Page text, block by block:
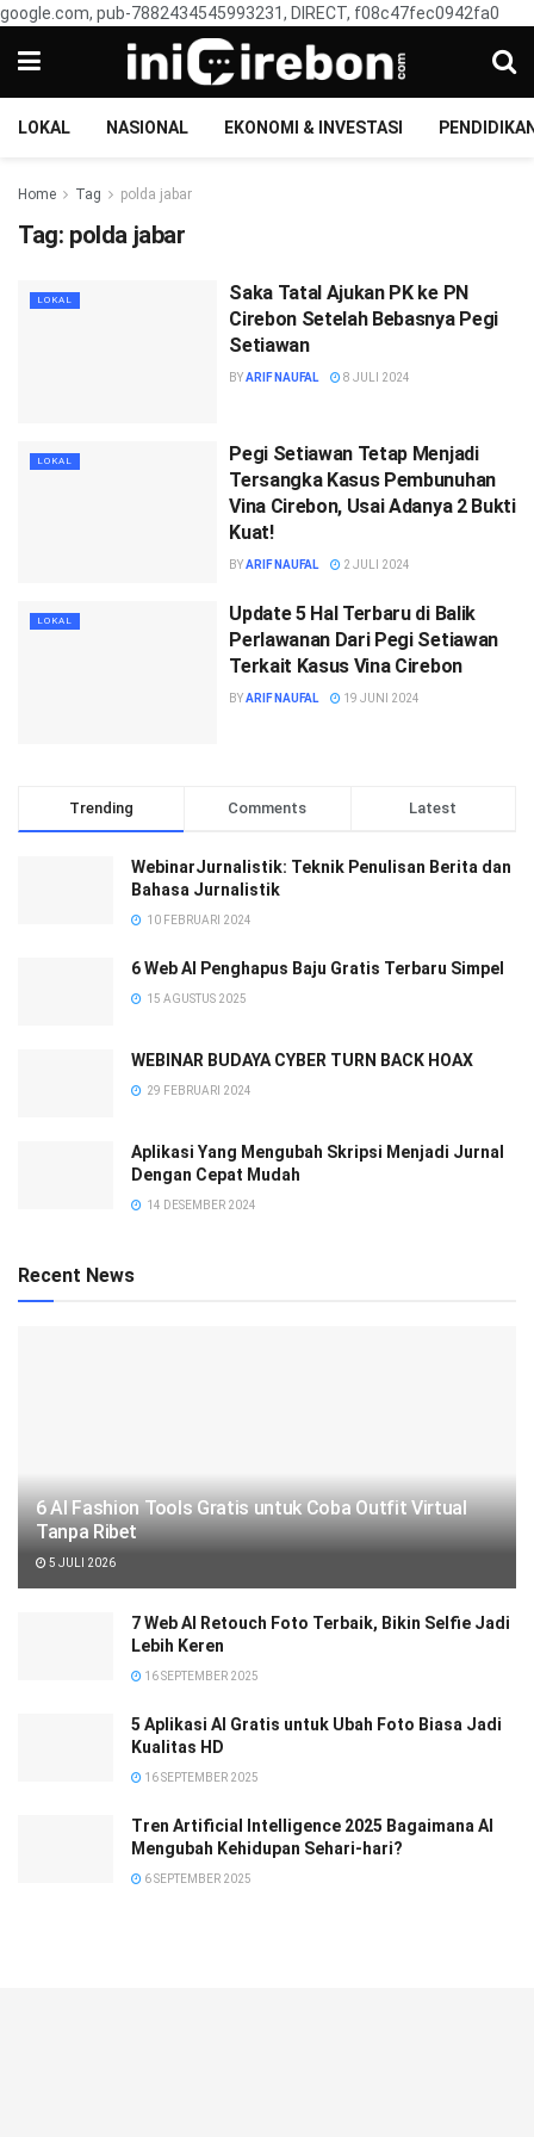
google.com, pub-7882434545993231, DIRECT, f08c47fec0942fa0
LOKAL NASIONAL EKONOMI & INVESTASI
Home Tag polda jabar
Tag: polda jabar
LOKAL
Saka Tatal Ajukan PK ke PN
Cirebon Setelah Bebasnya Pegi
Setiawan
BYARIF NAUFAL 8 JULI 2024
LOKAL
Pegi Setiawan Tetap Menjadi
Tersangka Kasus Pembunuhan
Vina Cirebon, Usai Adanya 2 Bukti
Kuat!
BYARIF NAUFAL 2 JULI 2024
LOKAL
Update 5 Hal Terbaru di Balik
Perlawanan Dari Pegi Setiawan
Terkait Kasus Vina Cirebon
BYARIF NAUFAL 19 JUNI 2024
Trending Comments Latest
WebinarJurnalistik: Teknik Penulisan Berita dan
Bahasa Jurnalistik
10 FEBRUARI 2024
6 Web AI Penghapus Baju Gratis Terbaru Simpel
15 AGUSTUS 2025
WEBINAR BUDAYA CYBER TURN BACK HOAX
29 FEBRUARI 2024
Aplikasi Yang Mengubah Skripsi Menjadi Jurnal
Dengan Cepat Mudah
14 DESEMBER 2024
Recent News
6 AI Fashion Tools Gratis untuk Coba Outfit Virtual
Tanpa Ribet
5 JULI 2026
7 Web AI Retouch Foto Terbaik, Bikin Selfie Jadi
Lebih Keren
16 SEPTEMBER 2025
5 Aplikasi AI Gratis untuk Ubah Foto Biasa Jadi
Kualitas HD
16 SEPTEMBER 2025
Tren Artificial Intelligence 2025 Bagaimana AI
Mengubah Kehidupan Sehari-hari?
6 SEPTEMBER 2025